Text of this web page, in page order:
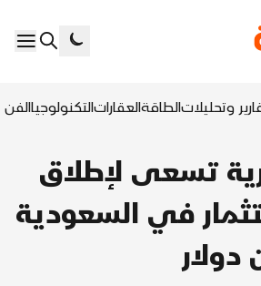
وتحليلاتالطاقةالعقاراتالتكنولوجياالفن
تسعى لإطلاق
في السعودية